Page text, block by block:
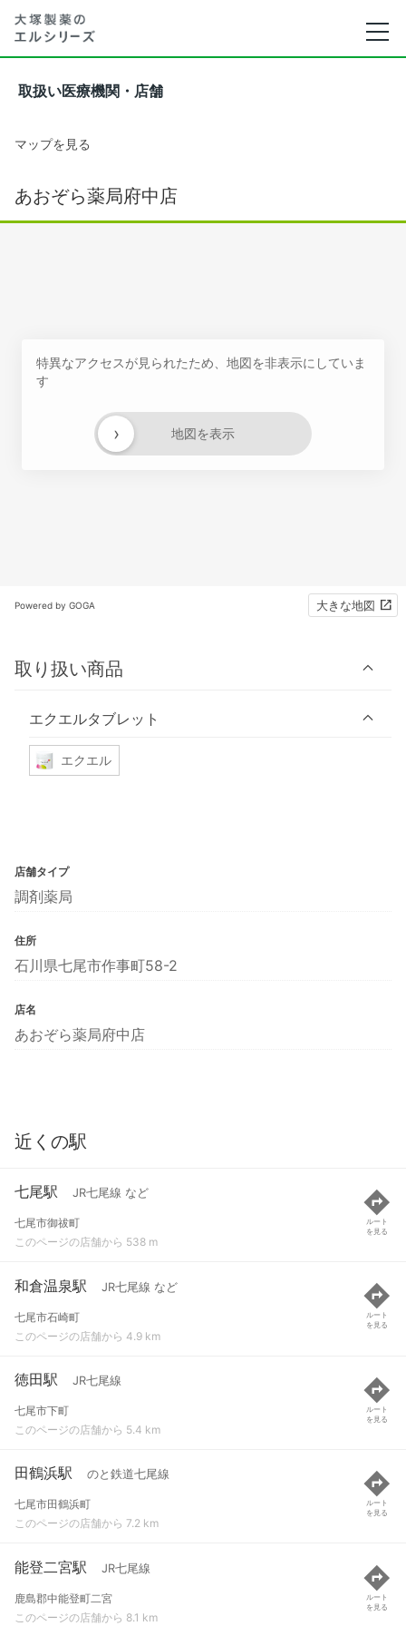
取扱い医療機関・店舗
マップを見る
あおぞら薬局府中店
特異なアクセスが見られたため、地図を非表示にしていま
す
地図を表示
›
Powered by GOGA 大きな地図
取り扱い商品
エクエルタブレット
エクエル
店舗タイプ
調剤薬局
住所
石川県七尾市作事町58-2
店名
あおぞら薬局府中店
近くの駅
七尾駅 JR七尾線 など
七尾市御祓町
このページの店舗から 538 m
ルート
を見る
和倉温泉駅 JR七尾線 など
七尾市石崎町
このページの店舗から 4.9 km
ルート
を見る
徳田駅 JR七尾線
七尾市下町
このページの店舗から 5.4 km
ルート
を見る
田鶴浜駅 のと鉄道七尾線
七尾市田鶴浜町
このページの店舗から 7.2 km
ルート
を見る
能登二宮駅 JR七尾線
鹿島郡中能登町二宮
このページの店舗から 8.1 km
ルート
を見る